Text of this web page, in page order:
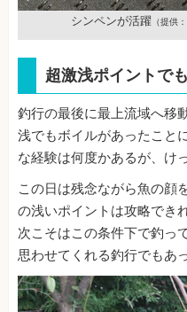
シンペンが活躍（提供
超激浅ポイントで
釣行の最後に最上流域へ移
浅でもボイルがあったこと
な経験は何度かあるが、け
この日は残念ながら魚の顔
の浅いポイントは攻略でき
次こそはこの条件下で釣っ
思わせてくれる釣行でもあっ